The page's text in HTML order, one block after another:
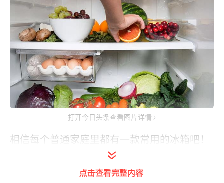
打开今日头条查看图片详情
相信每个普通家庭里都有一款常用的冰箱吧！
冰箱能够为我们的日常饮食提供保鲜，特别的
方便。冰箱是处于一直运行的状态，一年四季
点击查看完整内容